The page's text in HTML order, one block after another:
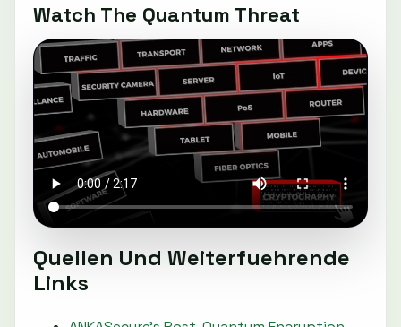
Watch The Quantum Threat
Quellen Und Weiterfuehrende
Links